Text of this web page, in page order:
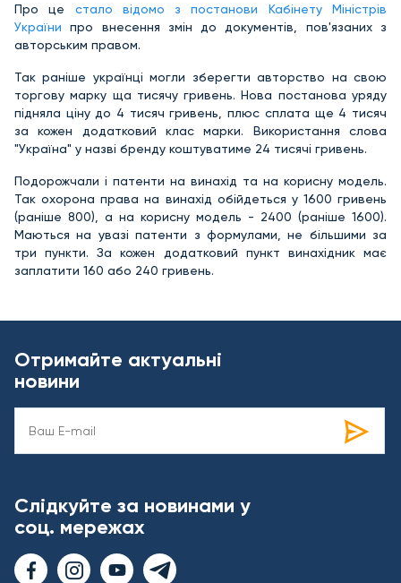
Про це стало відомо з постанови Кабінету Міністрів
України про внесення змін до документів, пов'язаних з
авторським правом.
Так раніше українці могли зберегти авторство на свою
торгову марку ща тисячу гривень. Нова постанова уряду
підняла ціну до 4 тисяч гривень, плюс сплата ще 4 тисяч
за кожен додатковий клас марки. Використання слова
"Україна" у назві бренду коштуватиме 24 тисячі гривень.
Подорожчали і патенти на винахід та на корисну модель.
Так охорона права на винахід обійдеться у 1600 гривень
(раніше 800), а на корисну модель - 2400 (раніше 1600).
Маються на увазі патенти з формулами, не більшими за
три пункти. За кожен додатковий пункт винахідник має
заплатити 160 або 240 гривень.
Отримайте актуальні
новини
Слідкуйте за новинами у
соц. мережах